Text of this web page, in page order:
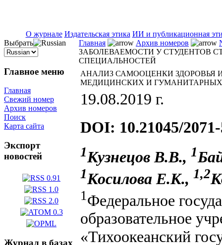
О журнале Издательская этика ИИ и публикационная
Выбрать
Главное меню
Главная
Свежий номер
Архив номеров
Поиск
Карта сайта
Экспорт
новостей
Журнал в базах
Главная Архив номеров
ЗАБОЛЕВАЕМОСТИ У СТУДЕНТОВ
СПЕЦИАЛЬНОСТЕЙ
АНАЛИЗ САМООЦЕНКИ ЗДОРОВЬЯ
МЕДИЦИНСКИХ И
19.08.2019 г.
DOI: 10.21045/
1Кузнецов В.В., 1
1Косилова Е.К., 1,2
1 Федеральное
образовательное
«Тихоокеанский